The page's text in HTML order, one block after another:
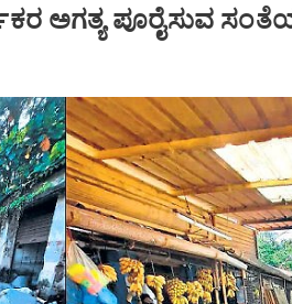
ಅಗತ್ಯ ಪೂರೈಸುವ